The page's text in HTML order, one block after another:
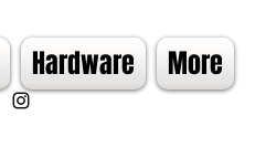
Hardware More